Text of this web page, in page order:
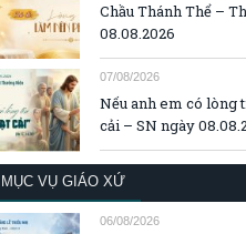
Chầu Thánh Thể –
08.08.2026
07/08/2026
Nếu anh em có lòng
cải – SN ngày
MỤC VỤ GIÁO XỨ
06/08/2026